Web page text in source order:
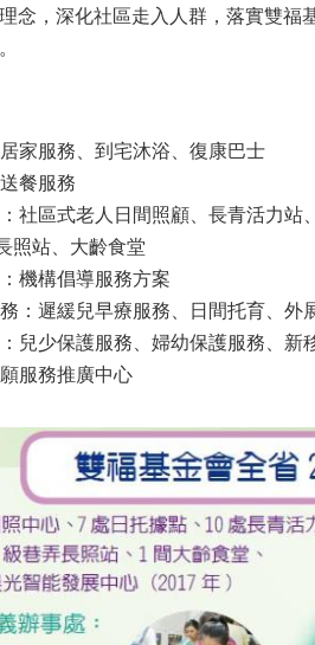
念，深化社區走入人群，落實雙
家服務、到宅沐浴、復康巴士
餐服務
社區式老人日間照顧、長青活力
照站、大齡食堂
機構倡導服務方案
：遲緩兒早療服務、日間托育、外
兒少保護服務、婦幼保護服務、新
服務推廣中心